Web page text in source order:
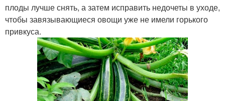
плоды лучше снять, а затем исправить недочеты в уходе,
чтобы завязывающиеся овощи уже не имели горького
привкуса.